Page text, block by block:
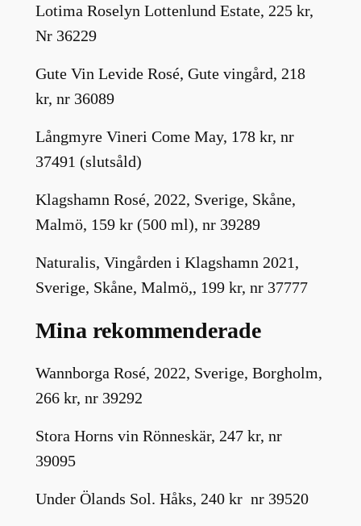
Lotima Roselyn Lottenlund Estate, 225 kr,
Nr 36229
Gute Vin Levide Rosé, Gute vingård, 218
kr, nr 36089
Långmyre Vineri Come May, 178 kr, nr
37491 (slutsåld)
Klagshamn Rosé, 2022, Sverige, Skåne,
Malmö, 159 kr (500 ml), nr 39289
Naturalis, Vingården i Klagshamn 2021,
Sverige, Skåne, Malmö,, 199 kr, nr 37777
Mina rekommenderade
Wannborga Rosé, 2022, Sverige, Borgholm,
266 kr, nr 39292
Stora Horns vin Rönneskär, 247 kr, nr
39095
Under Ölands Sol. Håks, 240 kr nr 39520